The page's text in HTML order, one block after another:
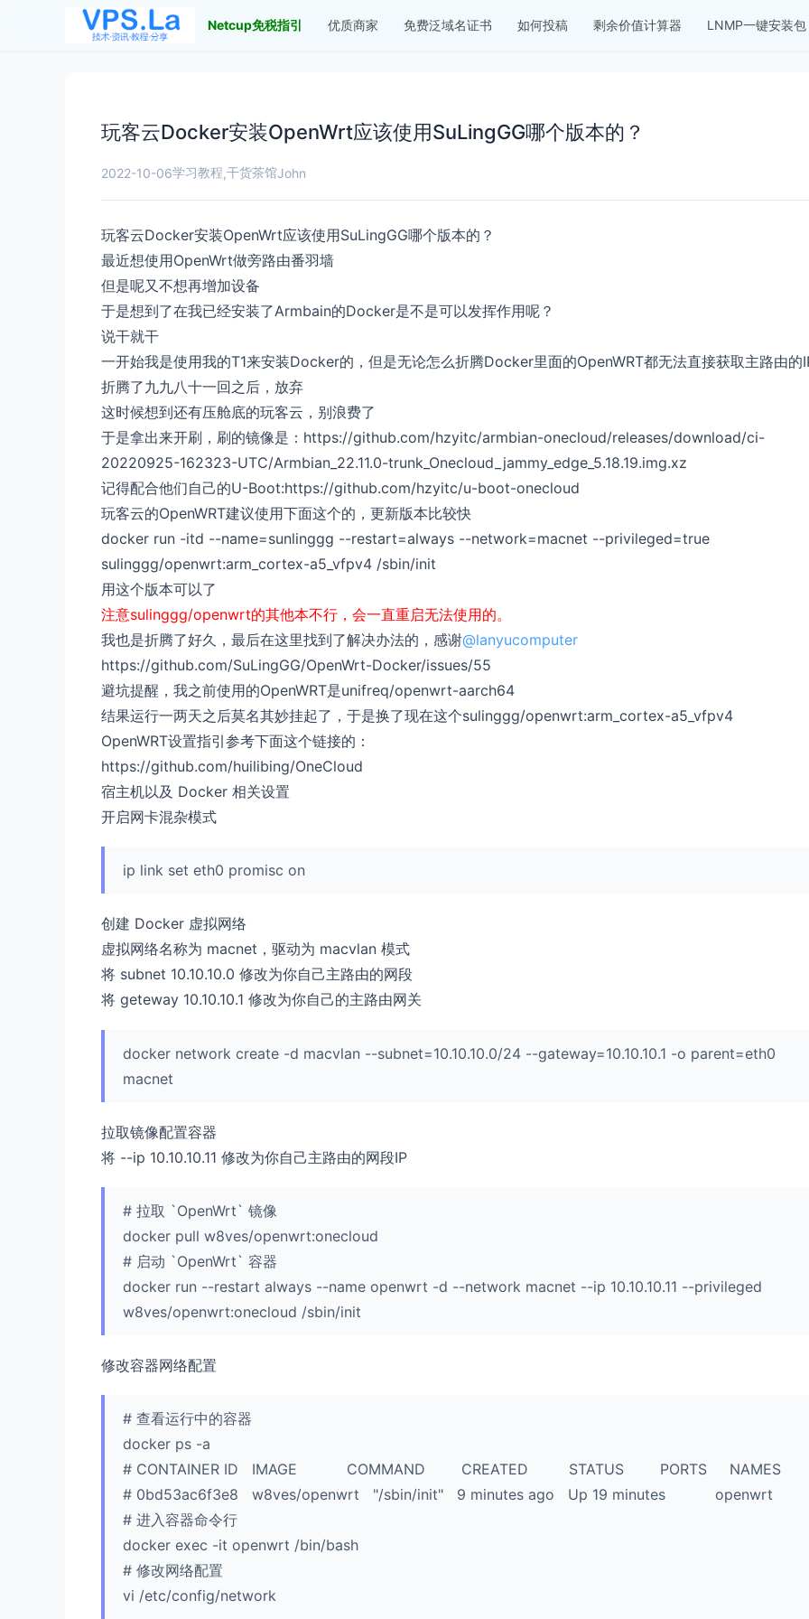
Netcup免税指引 优质商家 免费泛域名证书 如何投稿 剩余价值计算器 LNMP一键安装包
玩客云Docker安装OpenWrt应该使用SuLingGG哪个版本的？
2022-10-06学习教程,干货茶馆John
玩客云Docker安装OpenWrt应该使用SuLingGG哪个版本的？
最近想使用OpenWrt做旁路由番羽墙
但是呢又不想再增加设备
于是想到了在我已经安装了Armbain的Docker是不是可以发挥作用呢？
说干就干
一开始我是使用我的T1来安装Docker的，但是无论怎么折腾Docker里面的OpenWRT都无法直接获取主路由的
折腾了九九八十一回之后，放弃
这时候想到还有压舱底的玩客云，别浪费了
于是拿出来开刷，刷的镜像是：https://github.com/hzyitc/armbian-onecloud/releases/download/ci-
20220925-162323-UTC/Armbian_22.11.0-trunk_Onecloud_jammy_edge_5.18.19.img.xz
记得配合他们自己的U-Boot:https://github.com/hzyitc/u-boot-onecloud
玩客云的OpenWRT建议使用下面这个的，更新版本比较快
docker run -itd --name=sunlinggg --restart=always --network=macnet --privileged=true
sulinggg/openwrt:arm_cortex-a5_vfpv4 /sbin/init
用这个版本可以了
注意sulinggg/openwrt的其他本不行，会一直重启无法使用的。
我也是折腾了好久，最后在这里找到了解决办法的，感谢@lanyucomputer
https://github.com/SuLingGG/OpenWrt-Docker/issues/55
避坑提醒，我之前使用的OpenWRT是unifreq/openwrt-aarch64
结果运行一两天之后莫名其妙挂起了，于是换了现在这个sulinggg/openwrt:arm_cortex-a5_vfpv4
OpenWRT设置指引参考下面这个链接的：
https://github.com/huilibing/OneCloud
宿主机以及 Docker 相关设置
开启网卡混杂模式
ip link set eth0 promisc on
创建 Docker 虚拟网络
虚拟网络名称为 macnet，驱动为 macvlan 模式
将 subnet 10.10.10.0 修改为你自己主路由的网段
将 geteway 10.10.10.1 修改为你自己的主路由网关
docker network create -d macvlan --subnet=10.10.10.0/24 --gateway=10.10.10.1 -o parent=eth0
macnet
拉取镜像配置容器
将 --ip 10.10.10.11 修改为你自己主路由的网段IP
# 拉取 `OpenWrt` 镜像
docker pull w8ves/openwrt:onecloud
# 启动 `OpenWrt` 容器
docker run --restart always --name openwrt -d --network macnet --ip 10.10.10.11 --privileged
w8ves/openwrt:onecloud /sbin/init
修改容器网络配置
# 查看运行中的容器
docker ps -a
# CONTAINER ID IMAGE COMMAND CREATED STATUS PORTS NAMES
# 0bd53ac6f3e8 w8ves/openwrt "/sbin/init" 9 minutes ago Up 19 minutes openwrt
# 进入容器命令行
docker exec -it openwrt /bin/bash
# 修改网络配置
vi /etc/config/network